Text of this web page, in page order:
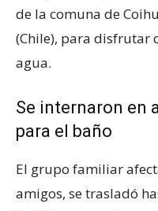
de la comuna de
(Chile), para disfrutar
agua.
Se internaron en
para el baño
El grupo familiar
amigos, se trasladó